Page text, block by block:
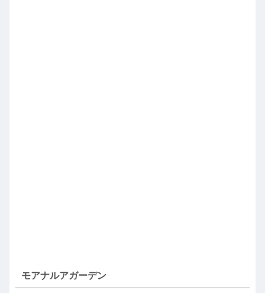
モアナルアガーデン